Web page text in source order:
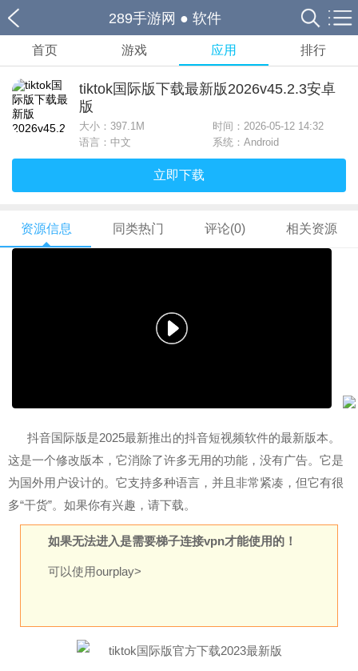
289手游网 ● 软件
首页 游戏 应用 排行
tiktok国际版下载最新版2026v45.2.3安卓
版
大小： 397.1M
时间：2026-05-12 14:32
语言：中文
系统：Android
立即下载
资源信息 同类热门 评论(0) 相关资源
抖音国际版是2025最新推出的抖音短视频软件的最新版本。
这是一个修改版本，它消除了许多无用的功能，没有广告。它是
为国外用户设计的。它支持多种语言，并且非常紧凑，但它有很
多“干货”。如果你有兴趣，请下载。
如果无法进入是需要梯子连接vpn才能使用的！
可以使用ourplay>